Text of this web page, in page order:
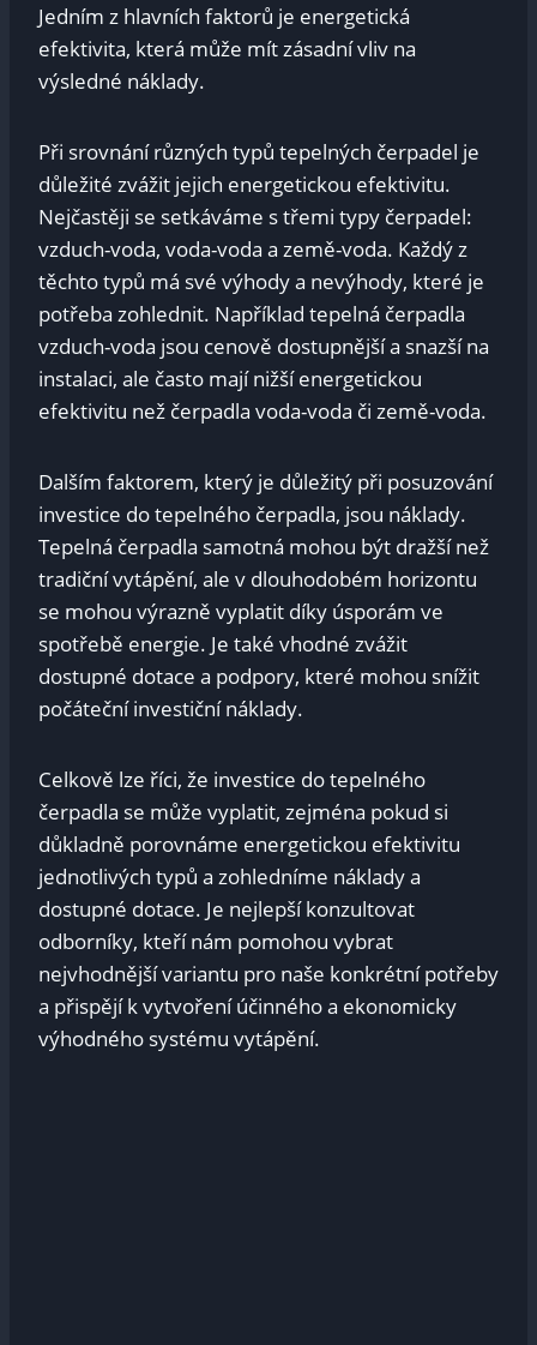
Jedním z hlavních faktorů je energetická
efektivita, která může mít zásadní vliv na
výsledné náklady.
Při srovnání různých typů tepelných čerpadel je
důležité zvážit jejich energetickou efektivitu.
Nejčastěji se setkáváme s třemi typy čerpadel:
vzduch-voda, voda-voda a země-voda. Každý z
těchto typů má své výhody a nevýhody, které je
potřeba zohlednit. Například tepelná čerpadla
vzduch-voda jsou cenově dostupnější a snazší na
instalaci, ale často mají nižší energetickou
efektivitu než čerpadla voda-voda či země-voda.
Dalším faktorem, který je důležitý při posuzování
investice do tepelného čerpadla, jsou náklady.
Tepelná čerpadla samotná mohou být dražší než
tradiční vytápění, ale v dlouhodobém horizontu
se mohou výrazně vyplatit díky úsporám ve
spotřebě energie. Je také vhodné zvážit
dostupné dotace a podpory, které mohou snížit
počáteční investiční náklady.
Celkově lze říci, že investice do tepelného
čerpadla se může vyplatit, zejména pokud si
důkladně porovnáme energetickou efektivitu
jednotlivých typů a zohledníme náklady a
dostupné dotace. Je nejlepší konzultovat
odborníky, kteří nám pomohou vybrat
nejvhodnější variantu pro naše konkrétní potřeby
a přispějí k vytvoření účinného a ekonomicky
výhodného systému vytápění.